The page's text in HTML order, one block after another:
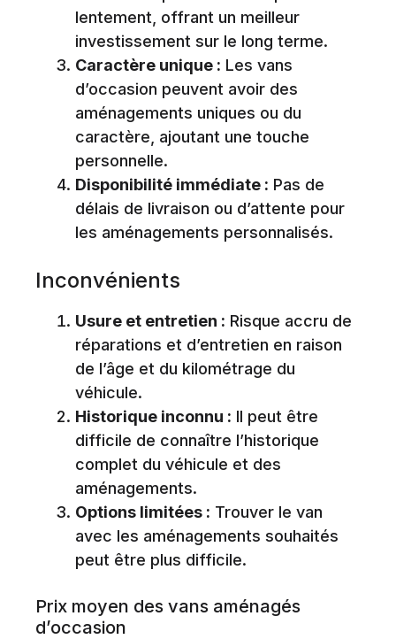
lentement, offrant un meilleur
investissement sur le long terme.
Caractère unique : Les vans
d’occasion peuvent avoir des
aménagements uniques ou du
caractère, ajoutant une touche
personnelle.
Disponibilité immédiate : Pas de
délais de livraison ou d’attente pour
les aménagements personnalisés.
Inconvénients
Usure et entretien : Risque accru de
réparations et d’entretien en raison
de l’âge et du kilométrage du
véhicule.
Historique inconnu : Il peut être
difficile de connaître l’historique
complet du véhicule et des
aménagements.
Options limitées : Trouver le van
avec les aménagements souhaités
peut être plus difficile.
Prix moyen des vans aménagés
d’occasion